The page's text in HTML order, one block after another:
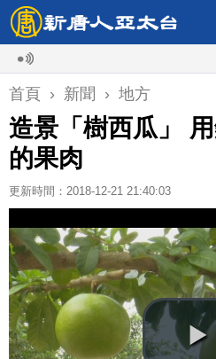
首頁 › 新聞 › 地方
造景「樹西瓜」
的果肉
更新時間：2018-12-21 21:40:03